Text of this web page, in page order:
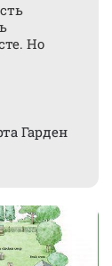
Но
Гарден